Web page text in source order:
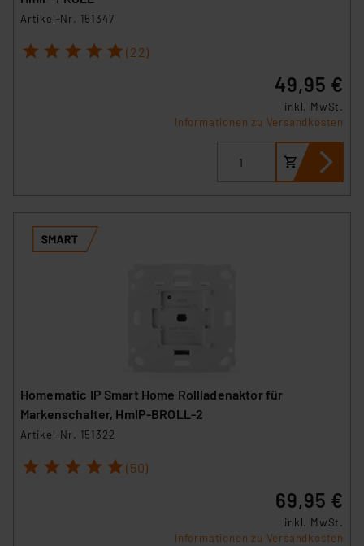
Artikel-Nr. 151347
1 2 3 4 5 (22)
49,95 €
inkl. MwSt.
Informationen zu Versandkosten
Homematic IP Smart Home Rollladenaktor für
Markenschalter, HmIP-BROLL-2
Artikel-Nr. 151322
1 2 3 4 5 (50)
69,95 €
inkl. MwSt.
Informationen zu Versandkosten